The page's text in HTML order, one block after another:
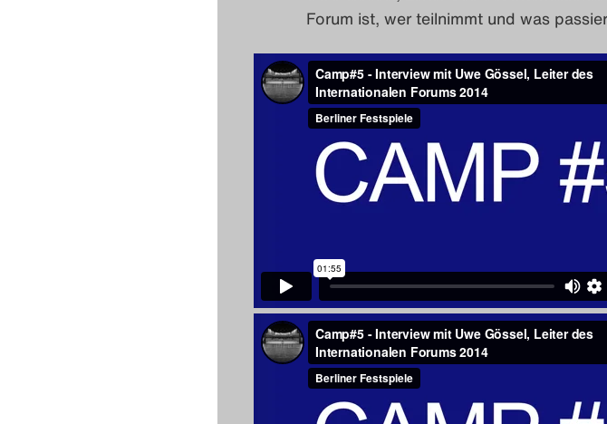
Forum ist, wer teilnimmt und was